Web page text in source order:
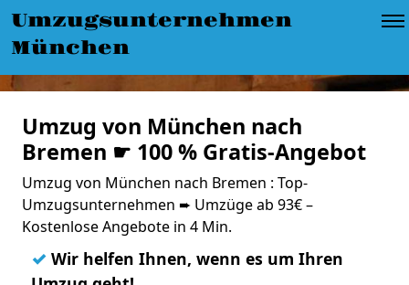
Umzugsunternehmen
München
Umzug von München nach
Bremen ☛ 100 % Gratis-Angebot
Umzug von München nach Bremen : Top-
Umzugsunternehmen ➨ Umzüge ab 93€ –
Kostenlose Angebote in 4 Min.
✓ Wir helfen Ihnen, wenn es um Ihren